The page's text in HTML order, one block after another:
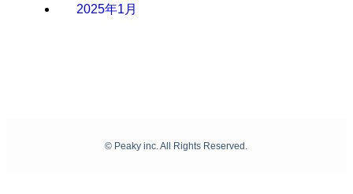
2025年1月
© Peaky inc. All Rights Reserved.